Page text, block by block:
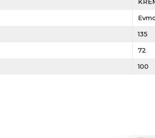
135
72
100